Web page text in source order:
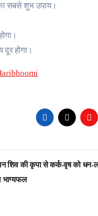
सबसे शुभ उपाय।
होगा।
शिव की कृपा से कर्क-वृष को धन-
भाग्यफल